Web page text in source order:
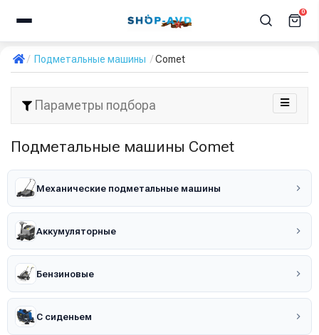
0
Подметальные машины Comet
Параметры подбора
Подметальные машины Comet
Механические подметальные машины
Аккумуляторные
Бензиновые
С сиденьем